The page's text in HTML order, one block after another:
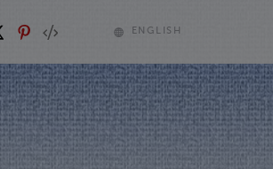
ENGLISH